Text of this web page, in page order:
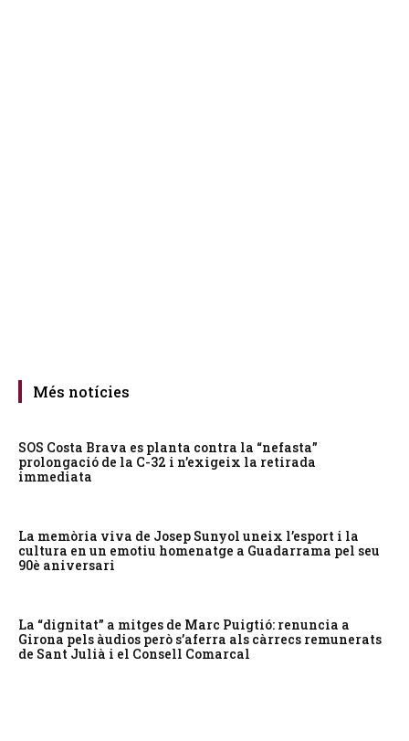
Més notícies
SOS Costa Brava es planta contra la “nefasta”
prolongació de la C-32 i n’exigeix la retirada
immediata
La memòria viva de Josep Sunyol uneix l’esport i la
cultura en un emotiu homenatge a Guadarrama pel seu
90è aniversari
La “dignitat” a mitges de Marc Puigtió: renuncia a
Girona pels àudios però s’aferra als càrrecs remunerats
de Sant Julià i el Consell Comarcal